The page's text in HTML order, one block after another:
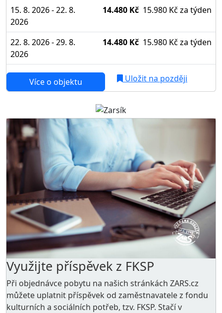
15. 8. 2026 - 22. 8.
2026
14.480 Kč 15.980 Kč za týden
22. 8. 2026 - 29. 8.
2026
14.480 Kč 15.980 Kč za týden
Více o objektu Uložit na později
Využijte příspěvek z FKSP
Při objednávce pobytu na našich stránkách ZARS.cz
můžete uplatnit příspěvek od zaměstnavatele z fondu
kulturních a sociálních potřeb, tzv. FKSP. Stačí v